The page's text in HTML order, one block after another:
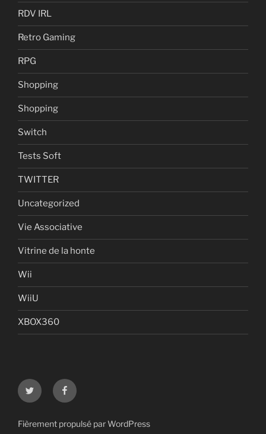
RDV IRL
Retro Gaming
RPG
Shopping
Shopping
Switch
Tests Soft
TWITTER
Uncategorized
Vie Associative
Vitrine de la honte
Wii
WiiU
XBOX360
Twitter Facebook
Fièrement propulsé par WordPress